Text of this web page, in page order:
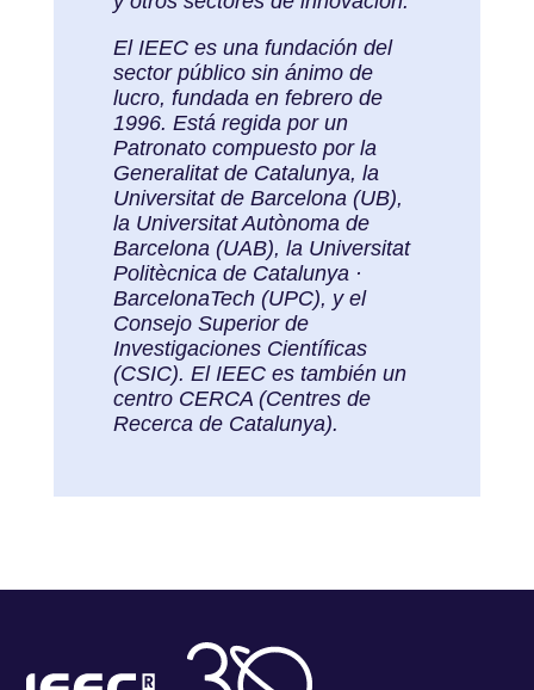
El IEEC es una fundación del
sector público sin ánimo de
lucro, fundada en febrero de
1996. Está regida por un
Patronato compuesto por la
Generalitat de Catalunya, la
Universitat de Barcelona (UB),
la Universitat Autònoma de
Barcelona (UAB), la Universitat
Politècnica de Catalunya ·
BarcelonaTech (UPC), y el
Consejo Superior de
Investigaciones Científicas
(CSIC). El IEEC es también un
centro CERCA (Centres de
Recerca de Catalunya).